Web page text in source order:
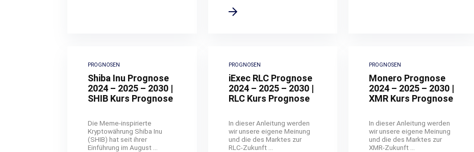
PROGNOSEN
Shiba Inu Prognose
2024 – 2025 – 2030 |
SHIB Kurs Prognose
Die Meme-inspirierte
Kryptowährung Shiba Inu
(SHIB) hat seit ihrer
Einführung im August ...
PROGNOSEN
iExec RLC Prognose
2024 – 2025 – 2030 |
RLC Kurs Prognose
In dieser Anleitung werden
wir unsere eigene Meinung
und die des Marktes zur
RLC-Zukunft ...
PROGNOSEN
Monero Prognose
2024 – 2025 – 2030 |
XMR Kurs Prognose
In dieser Anleitung werden
wir unsere eigene Meinung
und die des Marktes zur
XMR-Zukunft ...